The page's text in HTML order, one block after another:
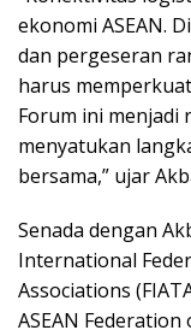
ekonomi ASEAN.
dan pergeseran
harus
Forum ini
menyatukan
bersama,” ujar
Senada dengan
International
Associations
ASEAN